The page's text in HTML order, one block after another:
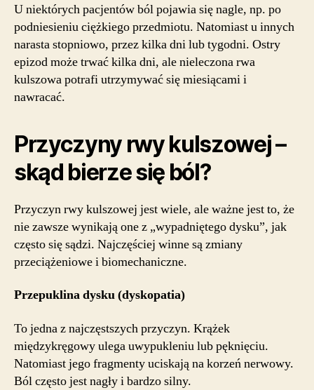
U niektórych pacjentów ból pojawia się nagle, np. po
podniesieniu ciężkiego przedmiotu. Natomiast u innych
narasta stopniowo, przez kilka dni lub tygodni. Ostry
epizod może trwać kilka dni, ale nieleczona rwa
kulszowa potrafi utrzymywać się miesiącami i
nawracać.
Przyczyny rwy kulszowej –
skąd bierze się ból?
Przyczyn rwy kulszowej jest wiele, ale ważne jest to, że
nie zawsze wynikają one z „wypadniętego dysku”, jak
często się sądzi. Najczęściej winne są zmiany
przeciążeniowe i biomechaniczne.
Przepuklina dysku (dyskopatia)
To jedna z najczęstszych przyczyn. Krążek
międzykręgowy ulega uwypukleniu lub pęknięciu.
Natomiast jego fragmenty uciskają na korzeń nerwowy.
Ból często jest nagły i bardzo silny.